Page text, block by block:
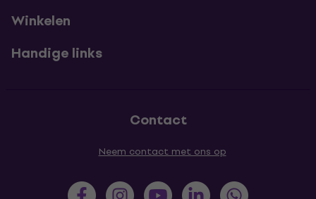
Winkelen
Handige links
Contact
Neem contact met ons op